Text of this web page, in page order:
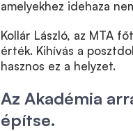
amelyekhez idehaza
Kollár László, az MTA
érték. Kihívás a
hasznos ez a helyzet.
Az Akadémia
építse.